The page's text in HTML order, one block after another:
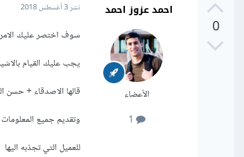
0
احمد عزوز احمد
الأعضاء
نشر3 أغسطس 2018
سوف اختصر عليك
يجب عليك القيام
قالها الاصدقاء + حسن
وتقديم جميع المعلومات
للعميل التي تجذبه اليها